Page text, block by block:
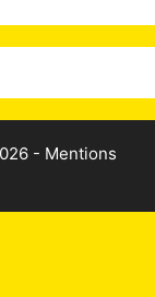
- Mentions